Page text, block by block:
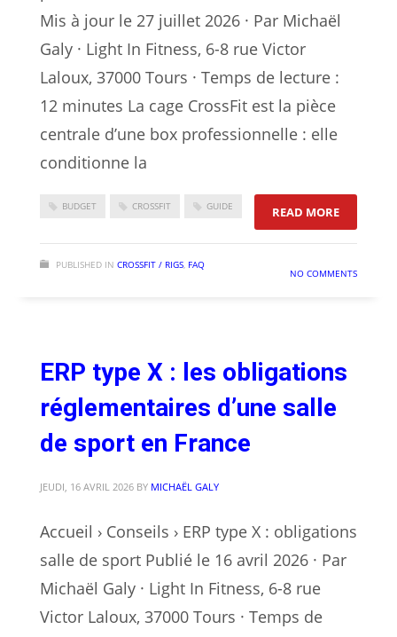
Mis à jour le 27 juillet 2026 · Par Michaël
Galy · Light In Fitness, 6-8 rue Victor
Laloux, 37000 Tours · Temps de lecture :
12 minutes La cage CrossFit est la pièce
centrale d’une box professionnelle : elle
conditionne la
BUDGET CROSSFIT GUIDE READ MORE: CAGES
PUBLISHED IN CROSSFIT / RIGS, FAQ
NO COMMENTS
ERP type X : les obligations
réglementaires d’une salle
de sport en France
JEUDI, 16 AVRIL 2026 BY MICHAËL GALY
Accueil › Conseils › ERP type X : obligations
salle de sport Publié le 16 avril 2026 · Par
Michaël Galy · Light In Fitness, 6-8 rue
Victor Laloux, 37000 Tours · Temps de